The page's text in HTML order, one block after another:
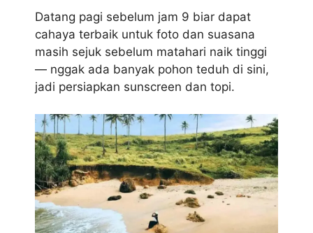
Datang pagi sebelum jam 9 biar dapat
cahaya terbaik untuk foto dan suasana
masih sejuk sebelum matahari naik tinggi
— nggak ada banyak pohon teduh di sini,
jadi persiapkan sunscreen dan topi.